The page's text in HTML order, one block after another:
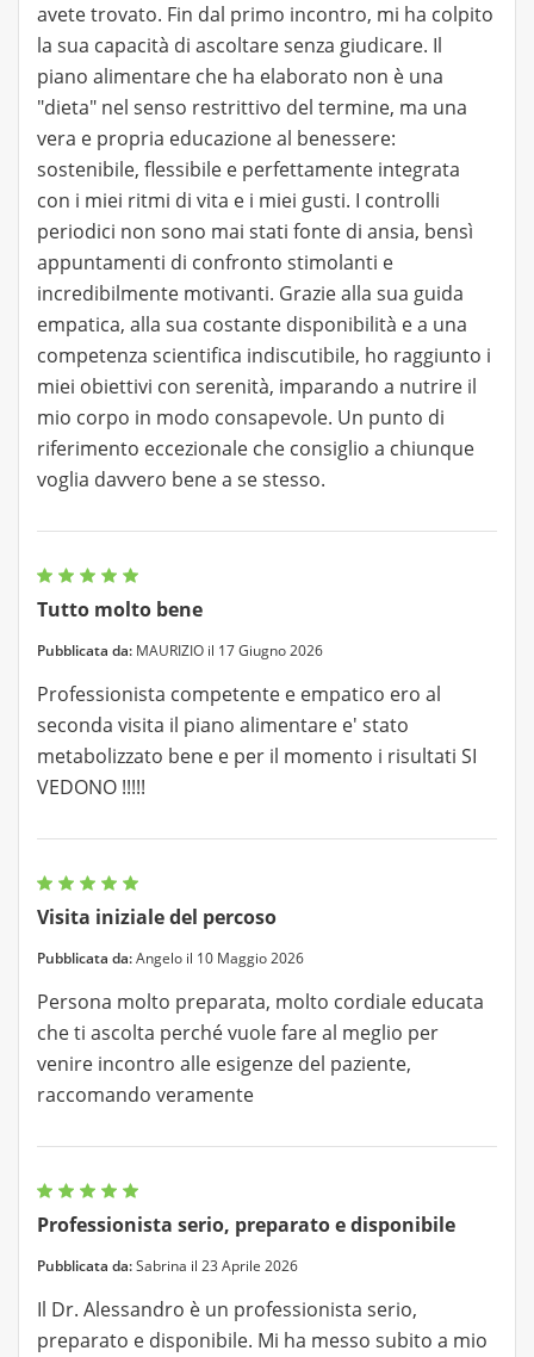
avete trovato. Fin dal primo incontro, mi ha colpito
la sua capacità di ascoltare senza giudicare. Il
piano alimentare che ha elaborato non è una
"dieta" nel senso restrittivo del termine, ma una
vera e propria educazione al benessere:
sostenibile, flessibile e perfettamente integrata
con i miei ritmi di vita e i miei gusti. I controlli
periodici non sono mai stati fonte di ansia, bensì
appuntamenti di confronto stimolanti e
incredibilmente motivanti. Grazie alla sua guida
empatica, alla sua costante disponibilità e a una
competenza scientifica indiscutibile, ho raggiunto i
miei obiettivi con serenità, imparando a nutrire il
mio corpo in modo consapevole. Un punto di
riferimento eccezionale che consiglio a chiunque
voglia davvero bene a se stesso.
Tutto molto bene
Pubblicata da: MAURIZIO il 17 Giugno 2026
Professionista competente e empatico ero al
seconda visita il piano alimentare e' stato
metabolizzato bene e per il momento i risultati SI
VEDONO !!!!!
Visita iniziale del percoso
Pubblicata da:Angelo il 10 Maggio 2026
Persona molto preparata, molto cordiale educata
che ti ascolta perché vuole fare al meglio per
venire incontro alle esigenze del paziente,
raccomando veramente
Professionista serio, preparato e disponibile
Pubblicata da:Sabrina il 23 Aprile 2026
Il Dr. Alessandro è un professionista serio,
preparato e disponibile. Mi ha messo subito a mio